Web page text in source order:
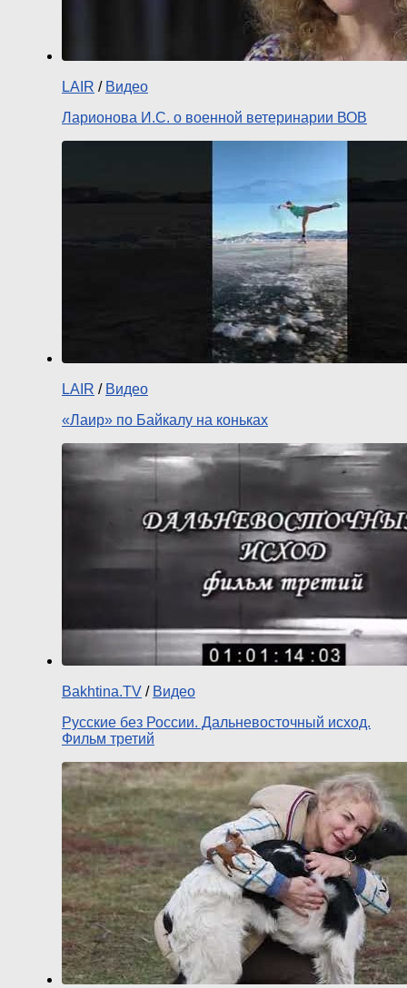
LAIR / Видео
Ларионова И.С. о военной ветеринарии ВОВ
LAIR / Видео
«Лаир» по Байкалу на коньках
Bakhtina.TV / Видео
Русские без России. Дальневосточный исход.
Фильм третий